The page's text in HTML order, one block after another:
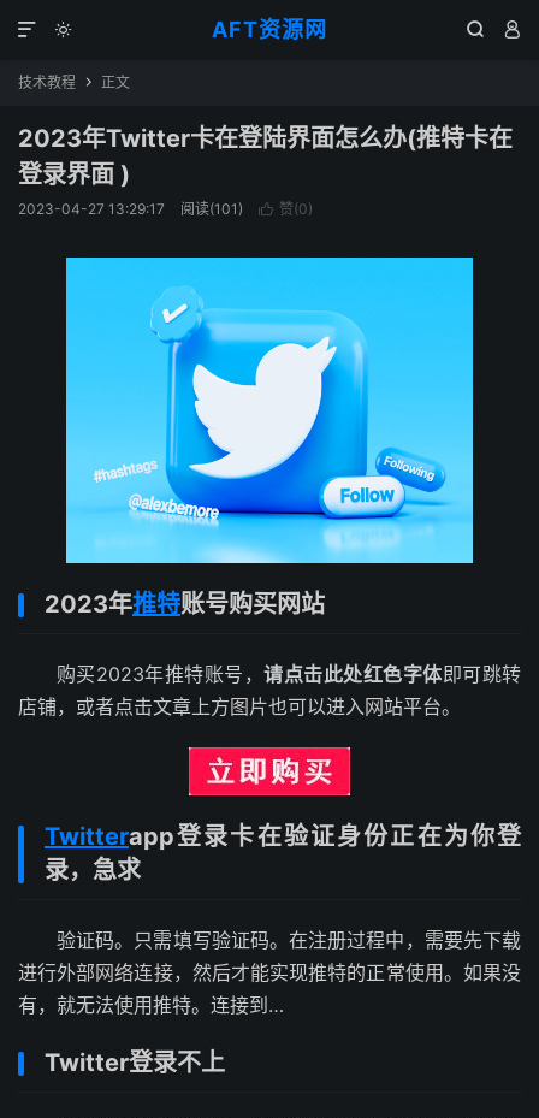
AFT资源网
  

技术教程  正文
2023年Twitter卡在登陆界面怎么办(推特卡在
登录界面 )
2023-04-27 13:29:17 阅读(101)  赞(0)
2023年推特账号购买网站
购买2023年推特账号，请点击此处红色字体即可跳转
店铺，或者点击文章上方图片也可以进入网站平台。
Twitterapp登录卡在验证身份正在为你登
录，急求
验证码。只需填写验证码。在注册过程中，需要先下载
进行外部网络连接，然后才能实现推特的正常使用。如果没
有，就无法使用推特。连接到…
Twitter登录不上